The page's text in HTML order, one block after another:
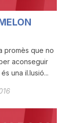
promès que no
aconseguir
una il.lusió...